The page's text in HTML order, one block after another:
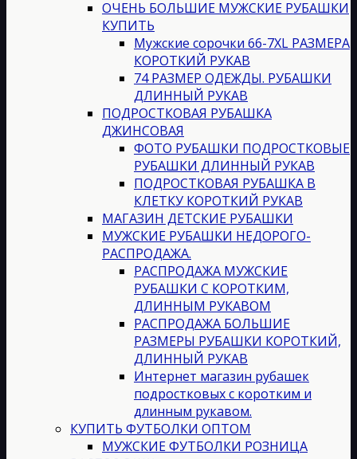
ОЧЕНЬ БОЛЬШИЕ МУЖСКИЕ РУБАШКИ
КУПИТЬ
Мужские сорочки 66-7XL РАЗМЕРА
КОРОТКИЙ РУКАВ
74 РАЗМЕР ОДЕЖДЫ. РУБАШКИ
ДЛИННЫЙ РУКАВ
ПОДРОСТКОВАЯ РУБАШКА
ДЖИНСОВАЯ
ФОТО РУБАШКИ ПОДРОСТКОВЫЕ
РУБАШКИ ДЛИННЫЙ РУКАВ
ПОДРОСТКОВАЯ РУБАШКА В
КЛЕТКУ КОРОТКИЙ РУКАВ
МАГАЗИН ДЕТСКИЕ РУБАШКИ
МУЖСКИЕ РУБАШКИ НЕДОРОГО-
РАСПРОДАЖА.
РАСПРОДАЖА МУЖСКИЕ
РУБАШКИ С КОРОТКИМ,
ДЛИННЫМ РУКАВОМ
РАСПРОДАЖА БОЛЬШИЕ
РАЗМЕРЫ РУБАШКИ КОРОТКИЙ,
ДЛИННЫЙ РУКАВ
Интернет магазин рубашек
подростковых с коротким и
длинным рукавом.
КУПИТЬ ФУТБОЛКИ ОПТОМ
МУЖСКИЕ ФУТБОЛКИ РОЗНИЦА